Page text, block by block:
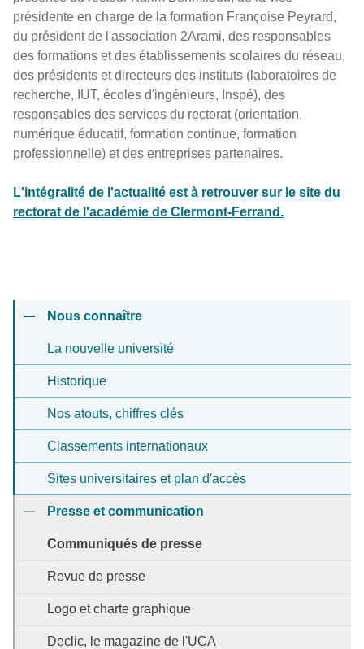
présidente en charge de la formation Françoise Peyrard,
du président de l'association 2Arami, des responsables
des formations et des établissements scolaires du réseau,
des présidents et directeurs des instituts (laboratoires de
recherche, IUT, écoles d'ingénieurs, Inspé), des
responsables des services du rectorat (orientation,
numérique éducatif, formation continue, formation
professionnelle) et des entreprises partenaires.
L'intégralité de l'actualité est à retrouver sur le site du
rectorat de l'académie de Clermont-Ferrand.
Nous connaître
La nouvelle université
Historique
Nos atouts, chiffres clés
Classements internationaux
Sites universitaires et plan d'accès
Presse et communication
Communiqués de presse
Revue de presse
Logo et charte graphique
Declic, le magazine de l'UCA